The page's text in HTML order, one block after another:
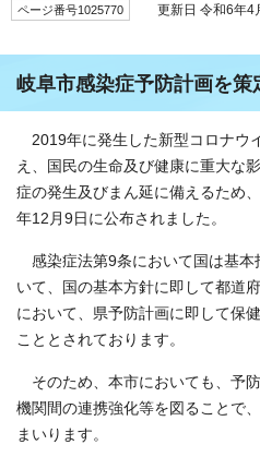
ページ番号1025770 更新日 令和6年4
岐阜市感染症予防計画を策
2019年に発生した新型コロナウ
え、国民の生命及び健康に重大な
症の発生及びまん延に備えるため
年12月9日に公布されました。
感染症法第9条において国は基本
いて、国の基本方針に即して都道
において、県予防計画に即して保
こととされております。
そのため、本市においても、予
機関間の連携強化等を図ることで
まいります。